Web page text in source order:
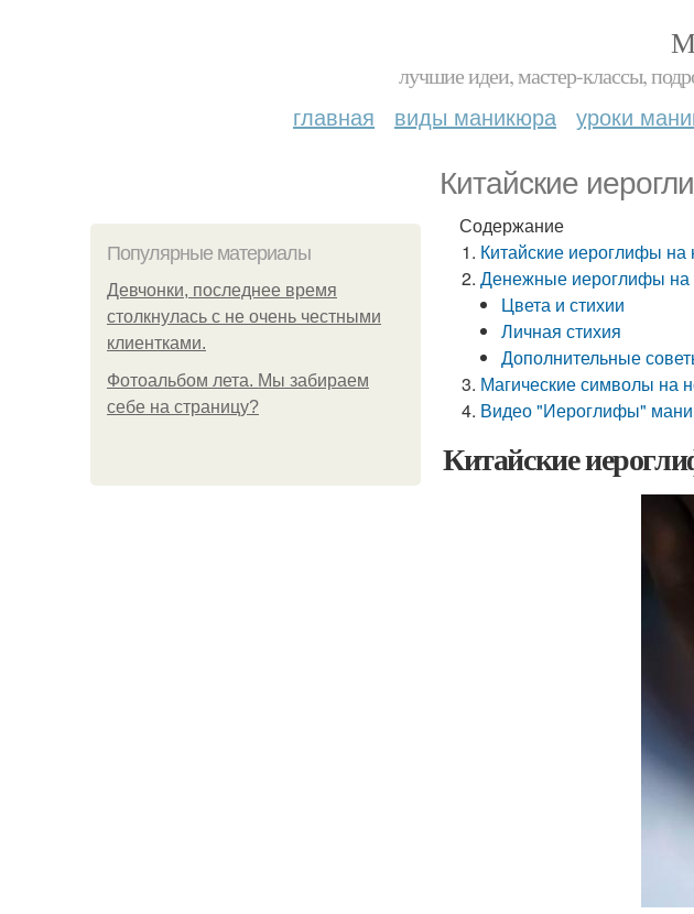
лучшие идеи, мастер-классы,
главная виды маникюра уроки
Китайские
Популярные материалы
Девчонки, последнее время
столкнулась с не очень честными
клиентками.
Фотоальбом лета. Мы забираем
себе на страницу?
Содержание
Китайские иероглифы
Денежные иероглифы на
Цвета и стихии
Личная стихия
Дополнительные
Магические символы на
Видео "Иероглифы"
Китайские